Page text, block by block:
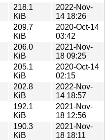
218.1
KiB
2022-Nov-
14 18:26
209.7
KiB
2020-Oct-14
03:42
206.0
KiB
2021-Nov-
18 09:25
205.1
KiB
2020-Oct-14
02:15
202.8
KiB
2022-Nov-
14 18:57
192.1
KiB
2021-Nov-
18 12:56
190.3
KiB
2021-Nov-
18 18:11